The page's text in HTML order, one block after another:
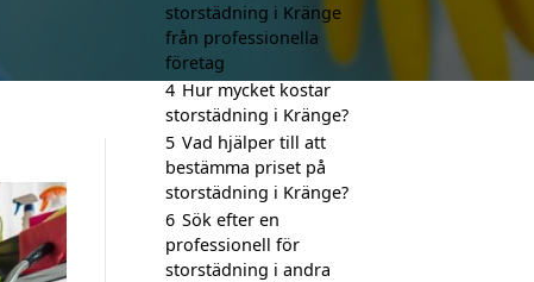
storstädning i Kränge
från professionella
företag
4 Hur mycket kostar
storstädning i Kränge?
5 Vad hjälper till att
bestämma priset på
storstädning i Kränge?
6 Sök efter en
professionell för
storstädning i andra